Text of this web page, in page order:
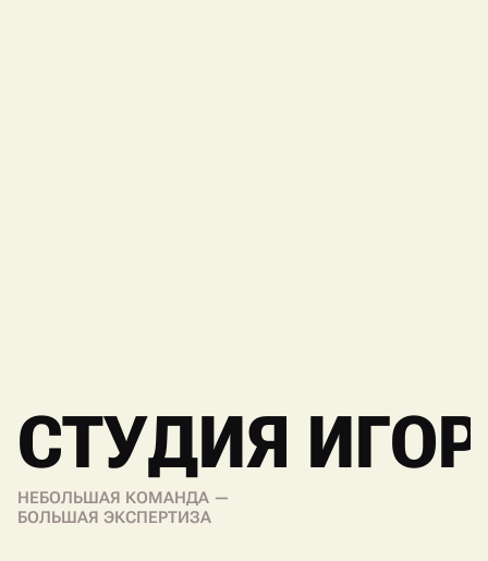
СТУДИЯ
НЕБОЛЬШАЯ КОМАНДА —
БОЛЬШАЯ ЭКСПЕРТИЗА